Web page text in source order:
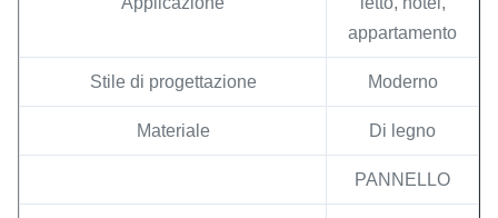
appartamento
Stile di progettazione Moderno
Materiale Di legno
PANNELLO